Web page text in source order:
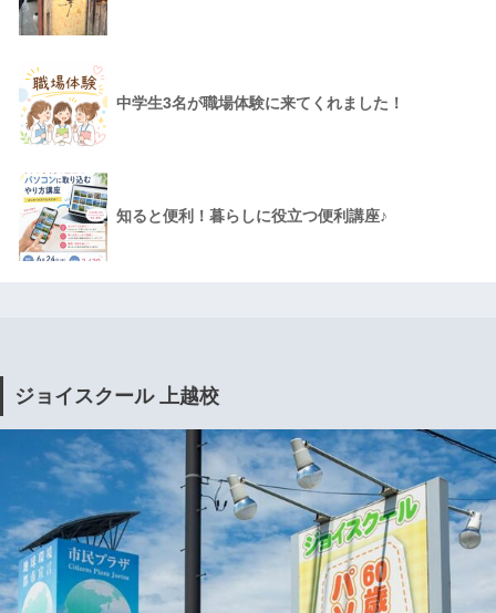
中学生3名が職場体験に来てくれました！
知ると便利！暮らしに役立つ便利講座♪
ジョイスクール 上越校